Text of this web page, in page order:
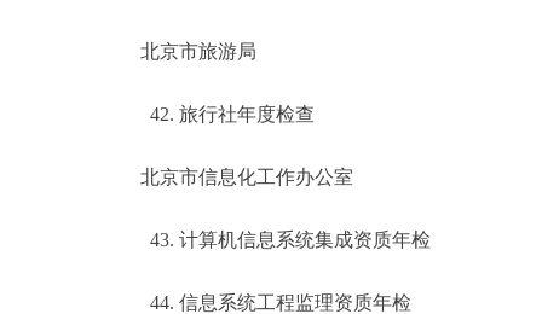
北京市旅游局
42. 旅行社年度检查
北京市信息化工作办公室
43. 计算机信息系统集成资质年检
44. 信息系统工程监理资质年检